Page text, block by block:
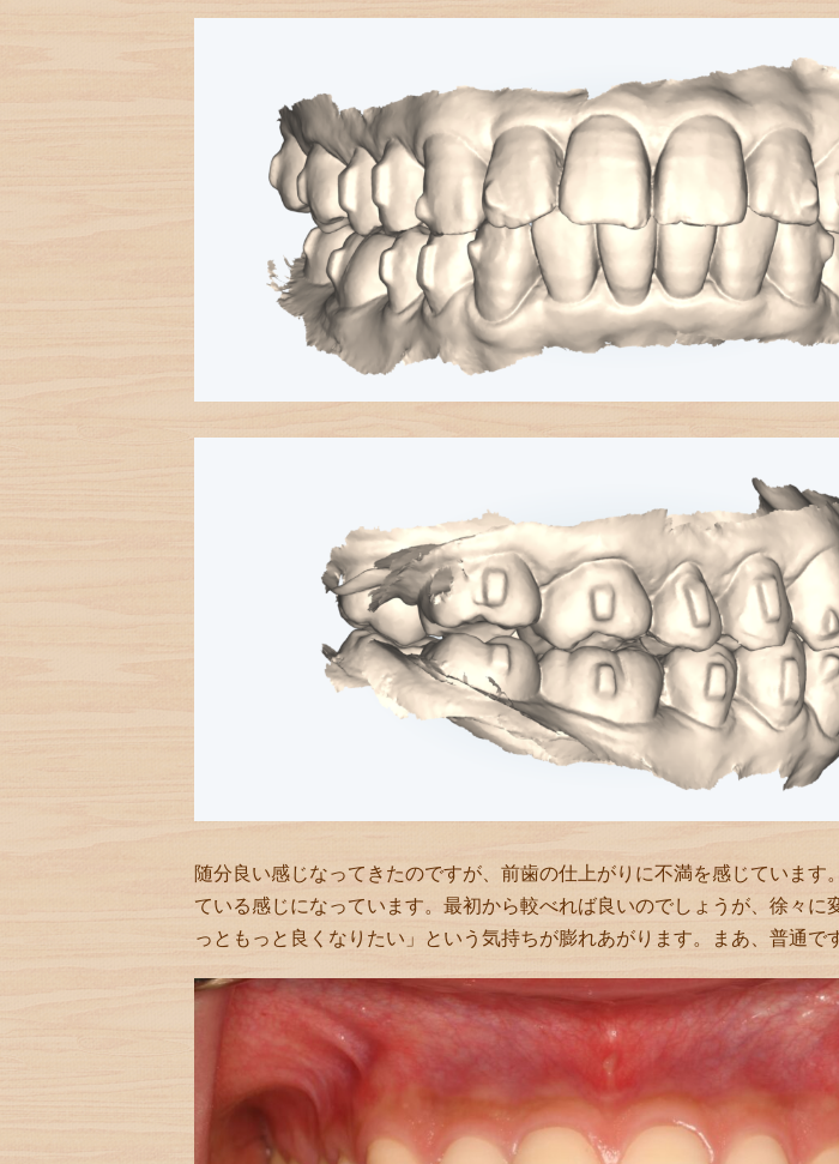
随分良い感じなってきたのですが、前歯の仕上がりに不満を感じています
ている感じになっています。最初から較べれば良いのでしょうが、徐々に
っともっと良くなりたい」という気持ちが膨れあがります。まあ、普通です